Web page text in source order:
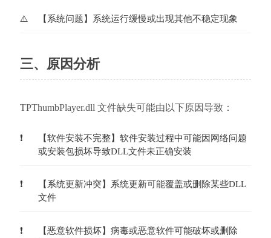
【系统问题】系统运行缓慢或出现其他不稳定现象
三、原因分析
TPThumbPlayer.dll 文件缺失可能由以下原因导致：
【软件安装不完整】软件安装过程中可能因网络问题
或安装包损坏导致DLL文件未正确安装
【系统更新冲突】系统更新可能覆盖或删除某些DLL
文件
【恶意软件损坏】病毒或恶意软件可能破坏或删除